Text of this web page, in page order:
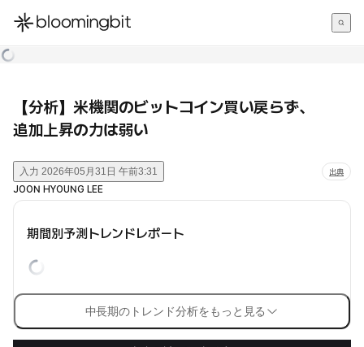
한국어
【分析】米機関のビットコイン買い戻らず、
追加上昇の力は弱い
入力 2026年05月31日 午前3:31 出典
JOON HYOUNG LEE
期間別予測トレンドレポート
中長期のトレンド分析をもっと見る